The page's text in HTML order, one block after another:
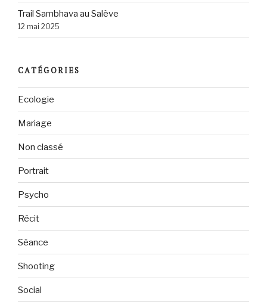
Trail Sambhava au Salève
12 mai 2025
CATÉGORIES
Ecologie
Mariage
Non classé
Portrait
Psycho
Récit
Séance
Shooting
Social